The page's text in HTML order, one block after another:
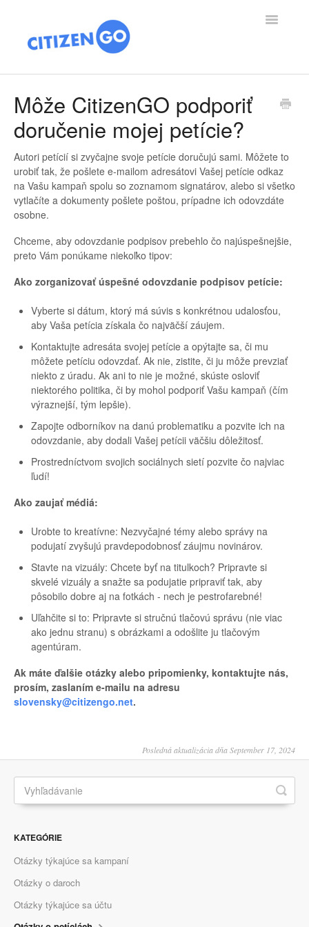
Toggle
ČLÁNKY
O NÁS
VÍŤAZSTVO
Môže CitizenGO podporiť
doručenie mojej petície?
Autori petícií si zvyčajne svoje petície doručujú sami. Môžete to
urobiť tak, že pošlete e-mailom adresátovi Vašej petície odkaz
na Vašu kampaň spolu so zoznamom signatárov, alebo si všetko
vytlačíte a dokumenty pošlete poštou, prípadne ich odovzdáte
osobne.
Chceme, aby odovzdanie podpisov prebehlo čo najúspešnejšie,
preto Vám ponúkame niekoľko tipov:
Ako zorganizovať úspešné odovzdanie podpisov petície:
Vyberte si dátum, ktorý má súvis s konkrétnou udalosťou,
aby Vaša petícia získala čo najväčší záujem.
Kontaktujte adresáta svojej petície a opýtajte sa, či mu
môžete petíciu odovzdať. Ak nie, zistite, či ju môže prevziať
niekto z úradu. Ak ani to nie je možné, skúste osloviť
niektorého politika, či by mohol podporiť Vašu kampaň (čím
výraznejší, tým lepšie).
Zapojte odborníkov na danú problematiku a pozvite ich na
odovzdanie, aby dodali Vašej petícii väčšiu dôležitosť.
Prostredníctvom svojich sociálnych sietí pozvite čo najviac
ľudí!
Ako zaujať médiá:
Urobte to kreatívne: Nezvyčajné témy alebo správy na
podujatí zvyšujú pravdepodobnosť záujmu novinárov.
Stavte na vizuály: Chcete byť na titulkoch? Pripravte si
skvelé vizuály a snažte sa podujatie pripraviť tak, aby
pôsobilo dobre aj na fotkách - nech je pestrofarebné!
Uľahčite si to: Pripravte si stručnú tlačovú správu (nie viac
ako jednu stranu) s obrázkami a odošlite ju tlačovým
agentúram.
Ak máte ďalšie otázky alebo pripomienky, kontaktujte nás,
prosím, zaslaním e-mailu na adresu
slovensky@citizengo.net.
Posledná aktualizácia dňa September 17, 2024
KATEGÓRIE
Otázky týkajúce sa kampaní
Otázky o daroch
Otázky týkajúce sa účtu